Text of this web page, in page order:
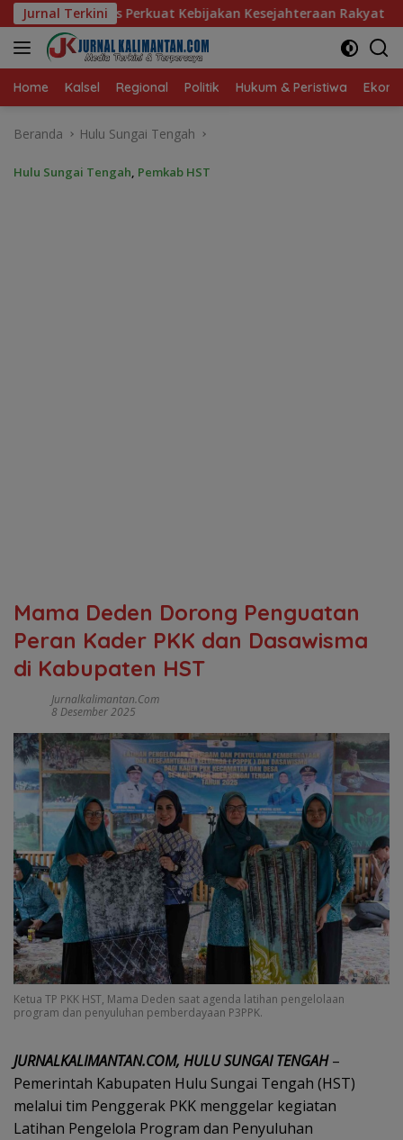
Langsung
ke
konten
Jurnal TerkiniKesejahteraan Rakyat Baru 10 Persen,
Home Kalsel Regional Politik Hukum & Peristiwa
Beranda Hulu Sungai Tengah
Hulu Sungai Tengah, Pemkab HST
Mama Deden Dorong Penguatan
Peran Kader PKK dan Dasawisma
di Kabupaten HST
Jurnalkalimantan.com
8 Desember 2025
Ketua TP PKK HST, Mama Deden saat agenda latihan pengelolaan
program dan penyuluhan pemberdayaan P3PPK.
JURNALKALIMANTAN.COM, HULU SUNGAI TENGAH–
Pemerintah Kabupaten Hulu Sungai Tengah (HST)
melalui tim Penggerak PKK menggelar kegiatan
Latihan Pengelola Program dan Penyuluhan